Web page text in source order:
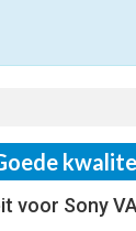
voor Sony